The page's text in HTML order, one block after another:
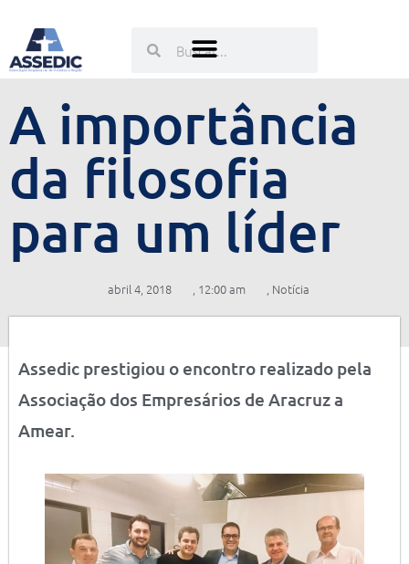
conteúdo
Pesquisar
A importância
da filosofia
para um líder
abril 4, 2018 , 12:00 am , Notícia
Assedic prestigiou o encontro realizado pela
Associação dos Empresários de Aracruz a
Amear.